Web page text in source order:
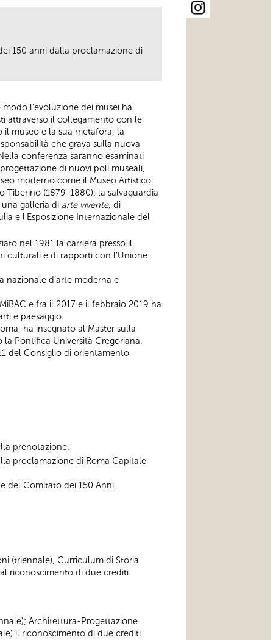
150 anni dalla proclamazione di
l’evoluzione dei musei ha
attraverso il collegamento con le
museo e la sua metafora, la
che grava sulla nuova
conferenza saranno esaminati
di nuovi poli museali,
moderno come il Museo Artistico
Tiberino (1879-1880); la salvaguardia
galleria di arte vivente, di
e l'Esposizione Internazionale del
nel 1981 la carriera presso il
culturali e di rapporti con l‘Unione
nazionale d’arte moderna e
e fra il 2017 e il febbraio 2019 ha
e paesaggio.
ha insegnato al Master sulla
Pontifica Università Gregoriana.
del Consiglio di orientamento
prenotazione.
proclamazione di Roma Capitale
del Comitato dei 150 Anni.
(triennale), Curriculum di Storia
riconoscimento di due crediti
Architettura-Progettazione
il riconoscimento di due crediti